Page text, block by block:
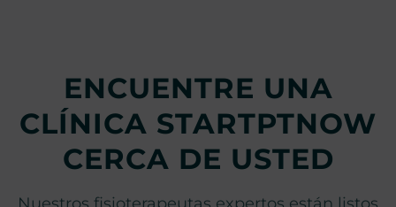
ENCUENTRE UNA
CLÍNICA STARTPTNOW
CERCA DE USTED